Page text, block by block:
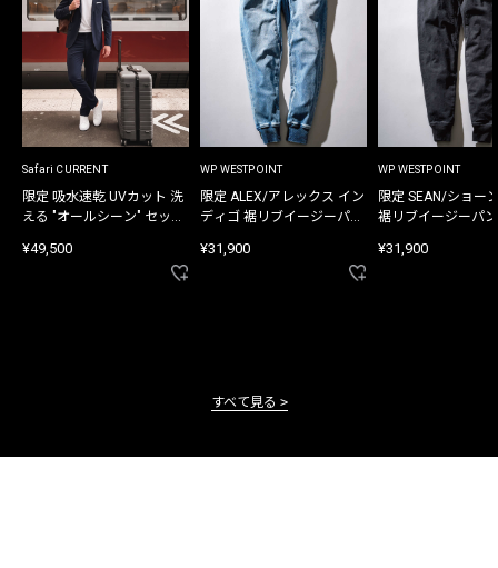
Safari CURRENT
限定 吸水速乾 UVカット 洗
える "オールシーン" セット
¥49,500
WP WESTPOINT
限定 ALEX/アレックス イン
ディゴ 裾リブイージーパン
¥31,900
WP WESTPOINT
限定 SEAN/ショー
裾リブイージーパ
¥31,900
すべて見る